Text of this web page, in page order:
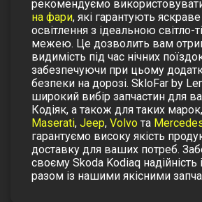
рекомендуємо
на фари, які гарантують яскраве
освітлення з ідеальною світло-
межею. Це дозволить вам
видимість під час нічних
забезпечуючи при цьому
безпеки на дорозі. SkloFar by
широкий вибір запчастин для
Кодіяк, а також для таких
Maserati, Jeep, Volvo та
гарантуємо високу якість
доставку для ваших потреб.
своєму Skoda Kodiaq надійність
разом із нашими якісними